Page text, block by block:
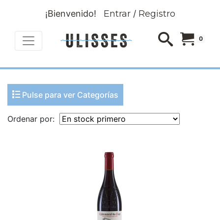
¡Bienvenido! Entrar/ Registro
0
Pulse para ver Categorías
Ordenar por: